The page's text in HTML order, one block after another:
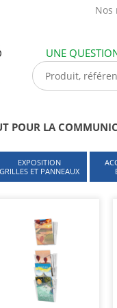
Nos
UNE
POUR LA
EXPOSITION
GRILLES ET PANNEAUX